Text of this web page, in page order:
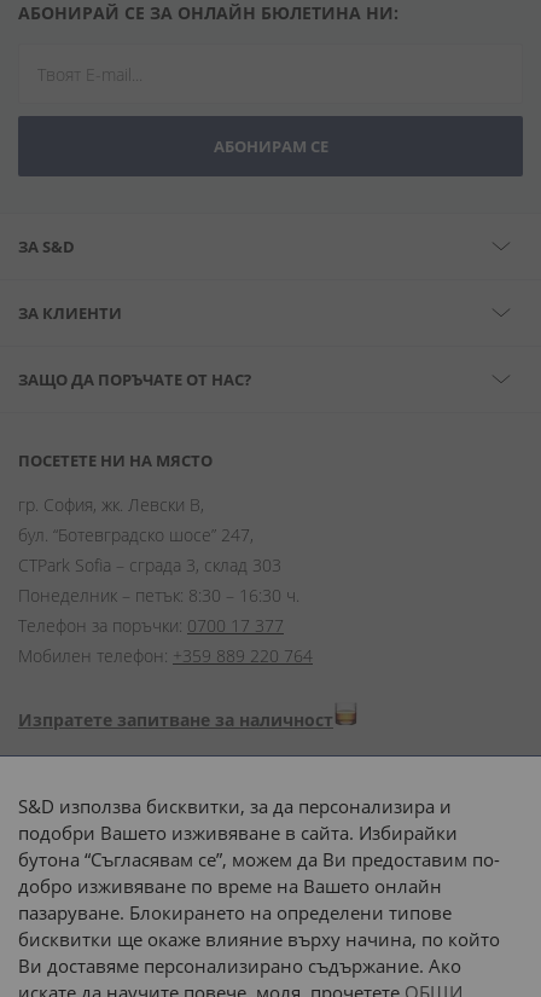
АБОНИРАЙ СЕ ЗА ОНЛАЙН БЮЛЕТИНА НИ:
АБОНИРАМ СЕ
ЗА S&D
ЗА КЛИЕНТИ
ЗАЩО ДА ПОРЪЧАТЕ ОТ НАС?
ПОСЕТЕТЕ НИ НА МЯСТО
гр. София, жк. Левски В,
бул. “Ботевградско шосе” 247,
CTPark Sofia – сграда 3, склад 303
Понеделник – петък: 8:30 – 16:30 ч.
Телефон за поръчки: 0700 17 377
Мобилен телефон: +359 889 220 764
Изпратете запитване за наличност
Начини на плащане:
Доставка до адрес с:
или
наш транспорт
S&D използва бисквитки, за да персонализира и
подобри Вашето изживяване в сайта. Избирайки
бутона “Съгласявам се”, можем да Ви предоставим по-
добро изживяване по време на Вашето онлайн
пазаруване. Блокирането на определени типове
бисквитки ще окаже влияние върху начина, по който
Ви доставяме персонализирано съдържание. Ако
искате да научите повече, моля, прочетете ОБЩИ